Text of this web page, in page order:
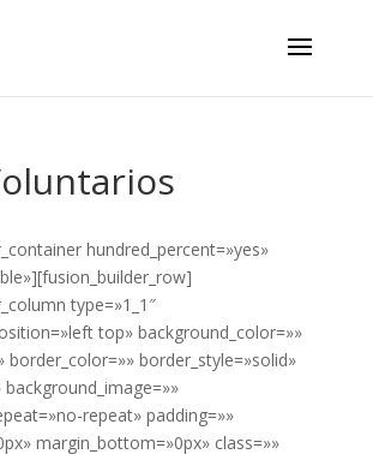
hundred_percent=»yes»
type=»1_1″
top» background_color=»»
border_color=»» border_style=»solid»
background_image=»»
repeat» padding=»»
margin_bottom=»0px» class=»»